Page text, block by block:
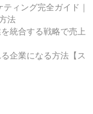
ィング完全ガイド｜
法
統合する戦略で売上
企業になる方法【ス